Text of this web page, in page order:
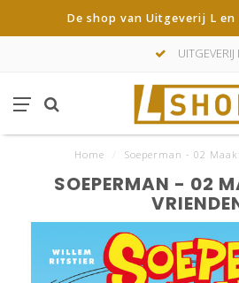
De shop van Uitgeverij L
UITGEVERIJ
Home Soeperman - 02
SOEPERMAN - 02